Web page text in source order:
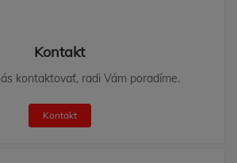
Kontakt
kontaktovať, radi Vám poradíme.
Kontakt